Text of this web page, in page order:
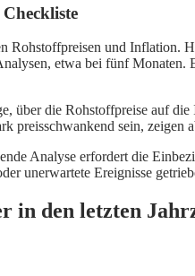
und Inflation.
etwa bei fünf
über die Rohstoffpreise auf
preisschwankend sein,
Analyse erfordert die
unerwartete Ereignisse
in den letzten